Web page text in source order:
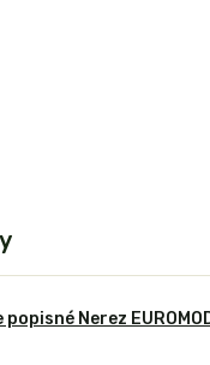
Nerez